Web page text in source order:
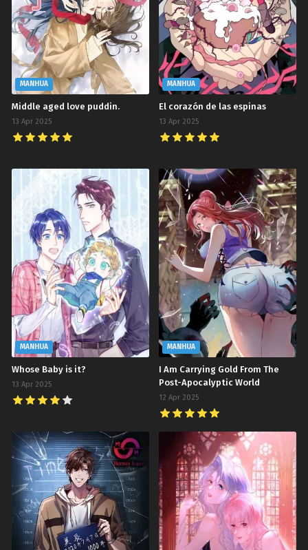
MANHUA
Middle aged love puddin.
13 Apr 2025
MANHUA
El corazón de las espinas
13 Apr 2025
MANHUA
Whose Baby is it?
13 Apr 2025
MANHUA
I Am Carrying Gold From The
Post-Apocalyptic World
12 Apr 2025